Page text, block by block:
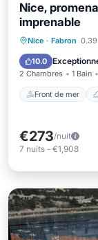
Nice,
imprenable
Nice · Fabron
10.0
2 Chambres 1 Bain
Front de mer
Front
€273/nuit
7 nuits - €1,908